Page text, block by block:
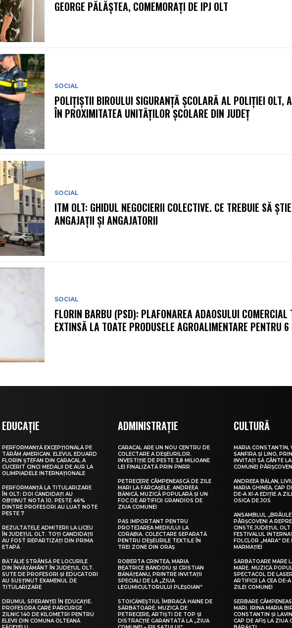
GEORGE PĂLĂȘTEA, COMEMORAȚI DE IPJ OLT
SOCIAL
POLIȚIȘTII BIROULUI SIGURANȚĂ ȘCOLARĂ AL POLIȚIEI OLT,
ÎN PROXIMITATEA UNITĂȚILOR ȘCOLARE DIN JUDEȚ
SOCIAL
ITM OLT: GHIDUL NEGOCIERII COLECTIVE. CE TREBUIE SĂ ȘTIE
ANGAJAȚII ȘI ANGAJATORII
SOCIAL
FLORIN BARBU (PSD): PLAFONAREA ADAOSULUI COMERCIAL
EXTINSĂ LA TOATE PRODUSELE AGROALIMENTARE PENTRU
EDUCAȚIE
PERFORMANȚĂ EXCEPȚIONALĂ PE
TĂRÂM AMERICAN. ELEVUL EDUARD
FLORIN ȘTEFAN DIN CARACAL A
CUCERIT CINCI MEDALII DE AUR LA
OLIMPIADELE INTERNAȚIONALE
PERFORMANȚĂ LA TITULARIZARE
ÎN OLT: DOI CANDIDAȚI AU
OBȚINUT NOTA 10. PESTE 46%
DINTRE PROFESORI AU LUAT NOTE
PESTE 7
REZULTATELE ADMITERII LA LICEU
ÎN JUDEȚUL OLT. TOȚI CANDIDAȚII
AU FOST REPARTIZAȚI DIN PRIMA
ETAPĂ
BĂTĂLIE STRÂNSĂ PE LOCURILE
DIN ÎNVĂȚĂMÂNT ÎN JUDEȚUL OLT.
SUTE DE PROFESORI ȘI EDUCATORI
AU SUSȚINUT EXAMENUL DE
TITULARIZARE
DRUMUL SPERANȚEI ÎN EDUCAȚIE.
PROFESORA CARE PARCURGE
ZILNIC 140 DE KILOMETRI PENTRU
ELEVII DIN COMUNA OLTEANĂ
ADMINISTRAȚIE
CARACAL ARE UN NOU CENTRU DE
COLECTARE A DEȘEURILOR.
INVESTIȚIE DE PESTE 3,8 MILIOANE
LEI FINALIZATĂ PRIN PNRR
PETRECERE CÂMPENEASCĂ DE ZILE
MARI LA FĂRCAȘELE. ANDREEA
BĂNICĂ, MUZICĂ POPULARĂ ȘI UN
FOC DE ARTIFICII GRANDIOS DE
ZIUA COMUNEI
PAS IMPORTANT PENTRU
PROTEJAREA MEDIULUI LA
CORABIA. COLECTARE SEPARATĂ
PENTRU DEȘEURILE TEXTILE ÎN
TREI ZONE DIN ORAȘ
ROBERTA CRINTEA, MARIA
BEATRICE BĂNDOIU ȘI CRISTIAN
BĂNĂȚEANU, PRINTRE INVITAȚII
SPECIALI DE LA „ZIUA
LEGUMICULTORULUI PLEȘOIAN”
STOICĂNEȘTIUL ÎMBRACĂ HAINE DE
SĂRBĂTOARE. MUZICĂ DE
PETRECERE, ARTIȘTI DE TOP ȘI
DISTRACȚIE GARANTATĂ LA „ZIUA
CULTURĂ
MARIA CONSTANTIN,
SANFIRA ȘI LINO,
INVITAȚI SĂ CÂNTE
COMUNEI PÂRȘCOVENI
ANDREEA BĂLAN,
MARIA GHINEA, CAP
DE-A XI-A EDIȚIE A
OSICA DE JOS
ANSAMBLUL
PÂRȘCOVENI A
CINSTE JUDEȚUL OLT
FESTIVALUL
FOLCLOR „MARA” DE
MARMAȚIEI
SĂRBĂTOARE MARE
MARE. MUZICĂ
SPECTACOL DE
ARTIFICII LA CEA DE-
ZILEI COMUNEI
SERBARE
MARI. IRINA MARIA
CONSTANTIN ȘI
CAP DE AFIȘ LA ZIUA